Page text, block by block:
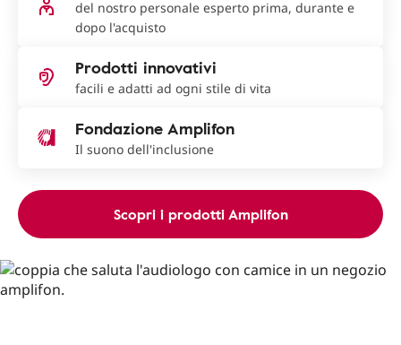
del nostro personale esperto prima, durante e
dopo l'acquisto
Prodotti innovativi
facili e adatti ad ogni stile di vita
Fondazione Amplifon
Il suono dell'inclusione
Scopri i prodotti Amplifon